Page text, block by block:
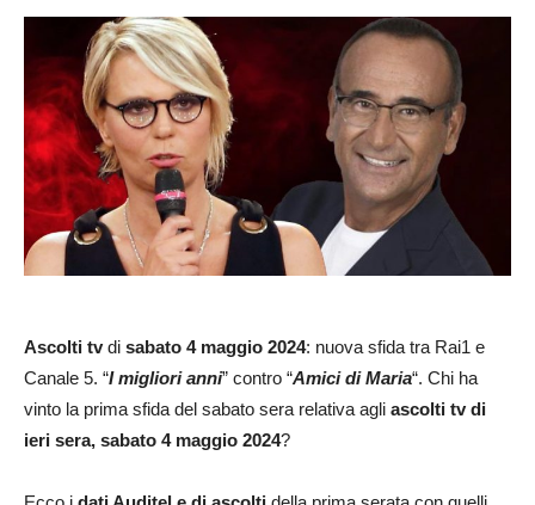
Ascolti tvdi sabato 4 maggio 2024: nuova sfida tra Rai1 e
Canale 5. “I migliori anni” contro “Amici di Maria“. Chi ha
vinto la prima sfida del sabato sera relativa agli ascolti tv di
ieri sera, sabato 4 maggio 2024?